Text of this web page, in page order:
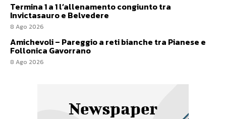
Termina 1 a 1 l’allenamento congiunto tra
Invictasauro e Belvedere
8 Ago 2026
Amichevoli – Pareggio a reti bianche tra Pianese e
Follonica Gavorrano
8 Ago 2026